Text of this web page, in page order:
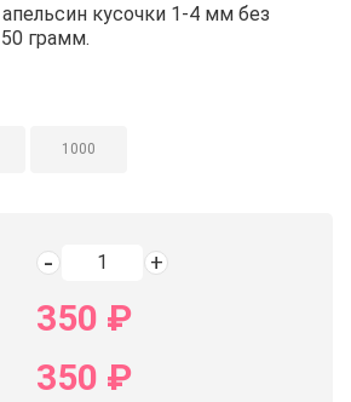
кусочки без цедры
кусочки 1-4 мм без
грамм.
1000
350 ₽
350 ₽